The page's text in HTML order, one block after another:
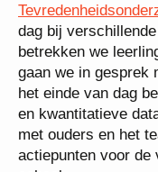
dag bij
betrekken we
gaan we in gesprek
het einde van dag
en kwantitatieve
met ouders en het
actiepunten voor de